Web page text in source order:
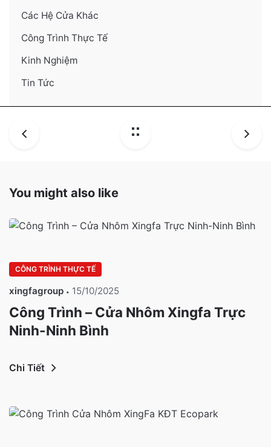
Các Hệ Cửa Khác
Công Trình Thực Tế
Kinh Nghiệm
Tin Tức
You might also like
CÔNG TRÌNH THỰC TẾ
xingfagroup 15/10/2025
Công Trình – Cửa Nhôm Xingfa Trực
Ninh-Ninh Bình
Chi Tiết